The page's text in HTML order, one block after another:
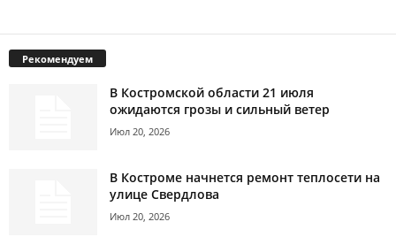
Рекомендуем
В Костромской области 21 июля
ожидаются грозы и сильный ветер
Июл 20, 2026
В Костроме начнется ремонт теплосети на
улице Свердлова
Июл 20, 2026